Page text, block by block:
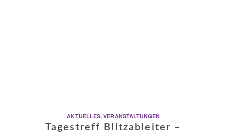
AKTUELLES,VERANSTALTUNGEN
Tagestreff Blitzableiter –